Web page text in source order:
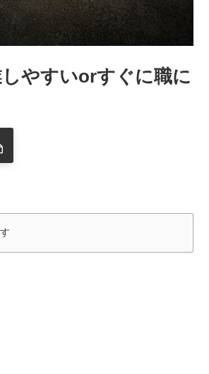
やすいorすぐに職に